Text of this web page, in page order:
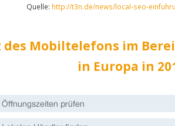
Quelle: http://t3n.de/news/local-seo-
des Mobiltelefons im
in Europa in